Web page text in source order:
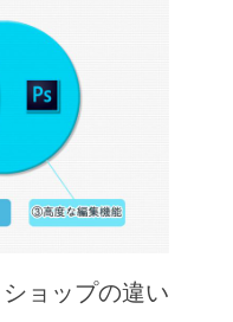
ョップの違い